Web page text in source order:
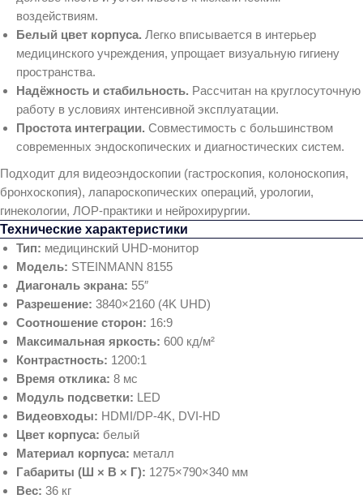
воздействиям.
Белый цвет корпуса. Легко вписывается в интерьер
медицинского учреждения, упрощает визуальную гигиену
пространства.
Надёжность и стабильность. Рассчитан на круглосуточную
работу в условиях интенсивной эксплуатации.
Простота интеграции. Совместимость с большинством
современных эндоскопических и диагностических систем.
Подходит для видеоэндоскопии (гастроскопия, колоноскопия,
бронхоскопия), лапароскопических операций, урологии,
гинекологии, ЛОР‑практики и нейрохирургии.
Технические характеристики
Тип: медицинский UHD‑монитор
Модель: STEINMANN 8155
Диагональ экрана: 55″
Разрешение: 3840×2160 (4K UHD)
Соотношение сторон: 16:9
Максимальная яркость: 600 кд/м²
Контрастность: 1200:1
Время отклика: 8 мс
Модуль подсветки: LED
Видеовходы: HDMI/DP‑4K, DVI‑HD
Цвет корпуса: белый
Материал корпуса: металл
Габариты (Ш × В × Г): 1275×790×340 мм
Вес: 36 кг